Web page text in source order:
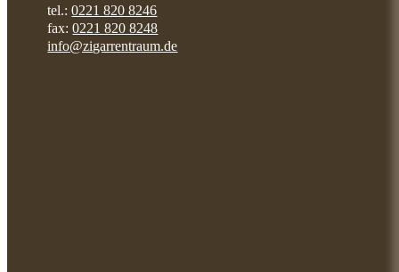
tel.:0221 820 8246
fax:0221 820 8248
info@zigarrentraum.de